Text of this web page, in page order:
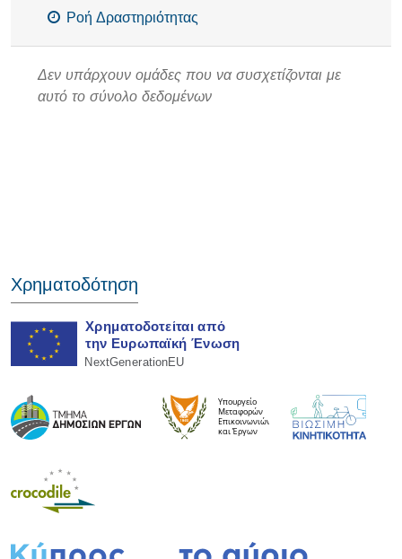
Ροή Δραστηριότητας
Δεν υπάρχουν ομάδες που να συσχετίζονται με
αυτό το σύνολο δεδομένων
Χρηματοδότηση